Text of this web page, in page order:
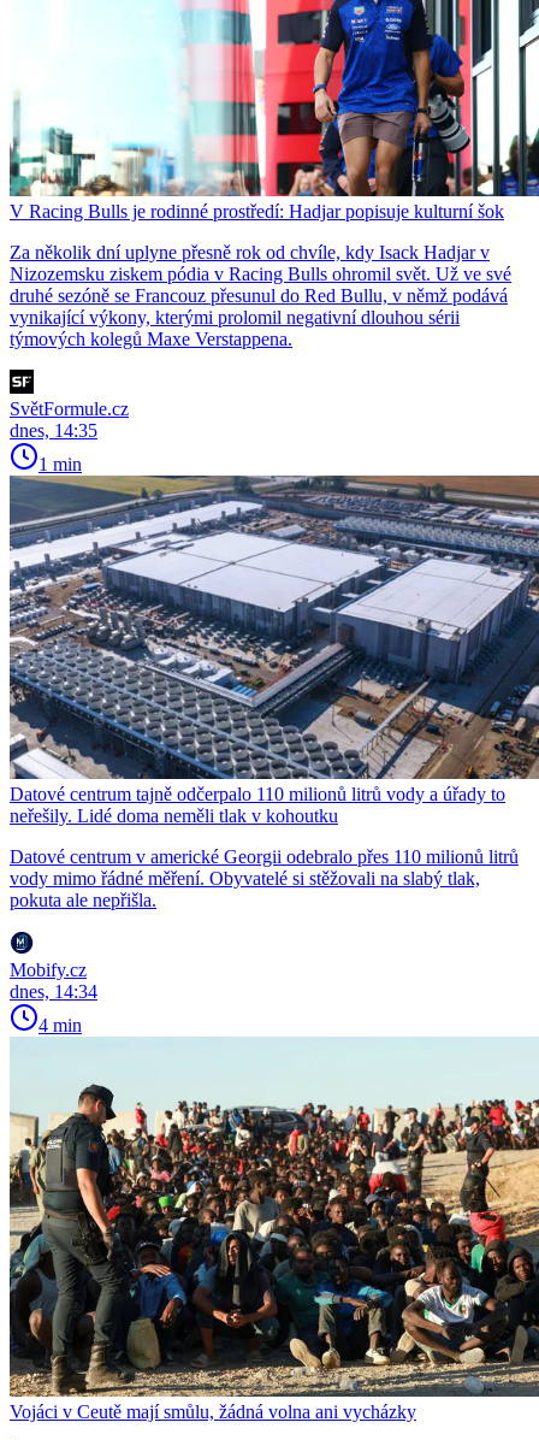
V Racing Bulls je rodinné prostředí: Hadjar popisuje kulturní šok
Za několik dní uplyne přesně rok od chvíle, kdy Isack Hadjar v
Nizozemsku ziskem pódia v Racing Bulls ohromil svět. Už ve své
druhé sezóně se Francouz přesunul do Red Bullu, v němž podává
vynikající výkony, kterými prolomil negativní dlouhou sérii
týmových kolegů Maxe Verstappena.
SvětFormule.cz
dnes, 14:35
1 min
Datové centrum tajně odčerpalo 110 milionů litrů vody a úřady to
neřešily. Lidé doma neměli tlak v kohoutku
Datové centrum v americké Georgii odebralo přes 110 milionů litrů
vody mimo řádné měření. Obyvatelé si stěžovali na slabý tlak,
pokuta ale nepřišla.
Mobify.cz
dnes, 14:34
4 min
Vojáci v Ceutě mají smůlu, žádná volna ani vycházky